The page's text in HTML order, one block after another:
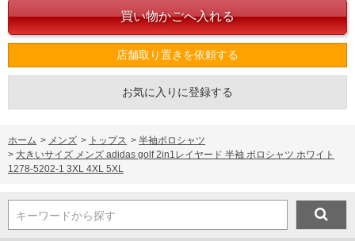
店舗取り置きを依頼する
お気に入りに登録する
ホーム > メンズ > トップス > 半袖ポロシャツ
> 大きいサイズ メンズ adidas golf 2in1レイヤード 半袖 ポロシャツ ホワイト
1278-5202-1 3XL 4XL 5XL
キーワードから探す